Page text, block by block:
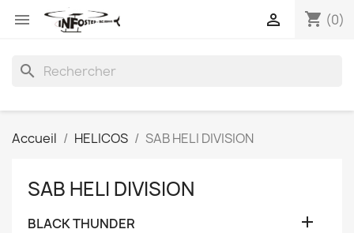
 shopping_cart (0)

search
Accueil HELICOS SAB HELI DIVISION
SAB HELI DIVISION
BLACK THUNDER 